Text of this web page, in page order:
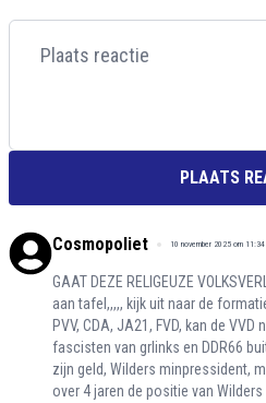
PLAATS
Cosmopoliet 10 november 2025 om 11:34
GAAT DEZE RELIGEUZE
aan tafel,,,,, kijk uit naar de
PVV, CDA, JA21, FVD, kan de
fascisten van grlinks en DDR66
zijn geld, Wilders minpressident,
over 4 jaren de positie van